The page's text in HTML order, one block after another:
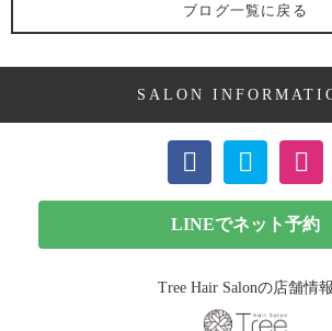
メンズカット (7記事)
ブログ一覧に戻る
SALON
Tree Hair Salonの店舗情報